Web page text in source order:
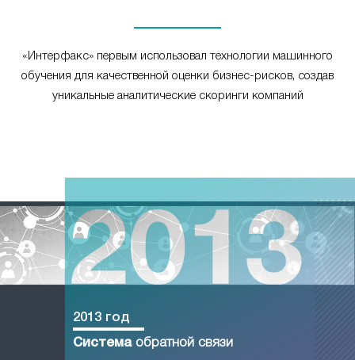
«Интерфакс» первым использовал технологии машинного
обучения для качественной оценки бизнес-рисков, создав
уникальные аналитические скоринги компаний
2013 год
Системаобратной связи